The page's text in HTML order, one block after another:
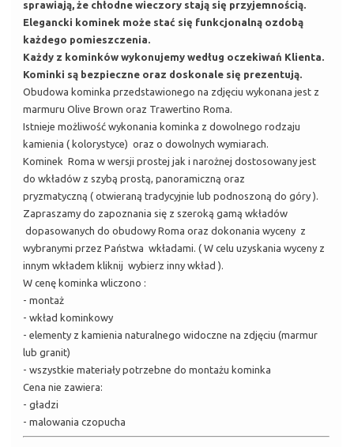
sprawiają, że chłodne wieczory stają się przyjemnością.
Elegancki kominek może stać się funkcjonalną ozdobą
każdego pomieszczenia.
Każdy z kominków wykonujemy według oczekiwań Klienta.
Kominki są bezpieczne oraz doskonale się prezentują.
Obudowa kominka przedstawionego na zdjęciu wykonana jest z
marmuru Olive Brown oraz Trawertino Roma.
Istnieje możliwość wykonania kominka z dowolnego rodzaju
kamienia ( kolorystyce) oraz o dowolnych wymiarach.
Kominek Roma w wersji prostej jak i narożnej dostosowany jest
do wkładów z szybą prostą, panoramiczną oraz
pryzmatyczną ( otwieraną tradycyjnie lub podnoszoną do góry ).
Zapraszamy do zapoznania się z szeroką gamą wkładów
dopasowanych do obudowy Roma oraz dokonania wyceny z
wybranymi przez Państwa wkładami. ( W celu uzyskania wyceny z
innym wkładem kliknij wybierz inny wkład ).
W cenę kominka wliczono :
- montaż
- wkład kominkowy
- elementy z kamienia naturalnego widoczne na zdjęciu (marmur
lub granit)
- wszystkie materiały potrzebne do montażu kominka
Cena nie zawiera:
- gładzi
- malowania czopucha